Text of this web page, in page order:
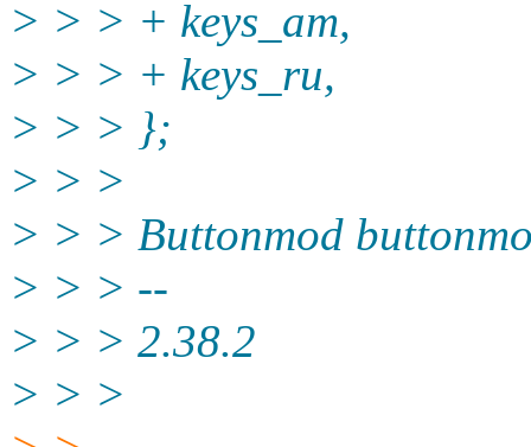
> > > + keys_am,
> > > + keys_ru,
> > > };
> > >
> > > Buttonmod
> > > --
> > > 2.38.2
> > >